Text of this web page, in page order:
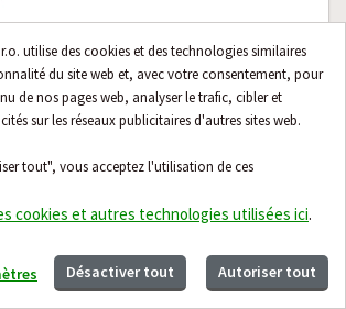
utilise des cookies et des technologies similaires
du site web et, avec votre consentement, pour
de nos pages web, analyser le trafic, cibler et
sur les réseaux publicitaires d'autres sites web.
tout", vous acceptez l'utilisation de ces
cookies et autres technologies utilisées ici.
Désactiver tout Autoriser tout
Capteur câblé Thermokon TF25.200S
Sur demande
€ 25,09